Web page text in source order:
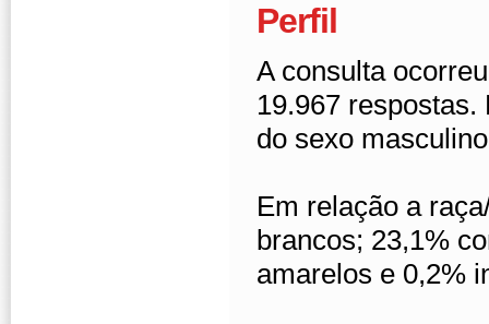
Perfil
A consulta
19.967
do sexo
Em relação a
brancos; 23,1%
amarelos e 0,2%